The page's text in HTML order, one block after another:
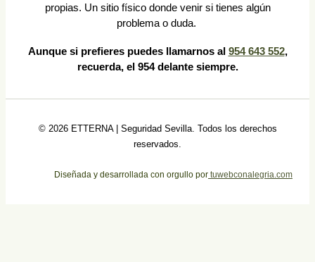
propias. Un sitio físico donde venir si tienes algún
problema o duda.
Aunque si prefieres puedes llamarnos al 954 643 552,
recuerda, el 954 delante siempre.
© 2026 ETTERNA | Seguridad Sevilla. Todos los derechos
reservados.
Diseñada y desarrollada con orgullo por tuwebconalegria.com